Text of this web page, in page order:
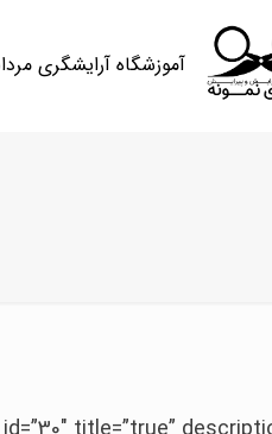
آموزشگاه آرایشگری